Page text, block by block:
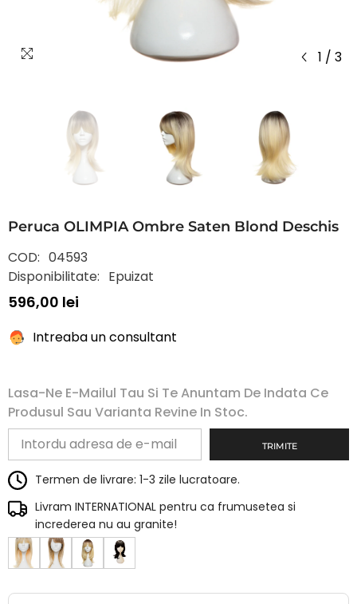
1 / 3
Peruca OLIMPIA Ombre Saten Blond Deschis
COD: 04593
Disponibilitate: Epuizat
596,00 lei
Intreaba un consultant
Lasa-Ne E-Mailul Tau Si Te Anuntam De Indata Ce
Produsul Sau Varianta Revine In Stoc.
TRIMITE
Termen de livrare: 1-3 zile lucratoare.
Livram INTERNATIONAL pentru ca frumusetea si
increderea nu au granite!